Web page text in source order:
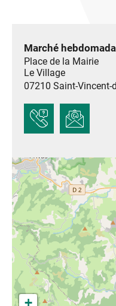
Marché
Place de la Mairie
Le Village
07210 Saint-Vincent-
+